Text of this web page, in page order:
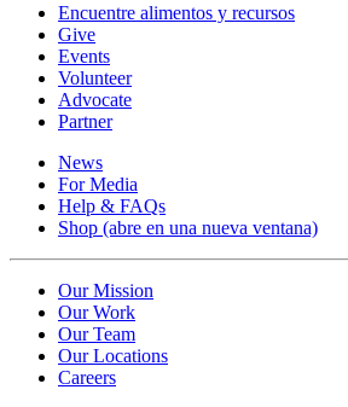
Encuentre alimentos y recursos
Give
Events
Volunteer
Advocate
Partner
News
For Media
Help & FAQs
Shop (abre en una nueva ventana)
Our Mission
Our Work
Our Team
Our Locations
Careers